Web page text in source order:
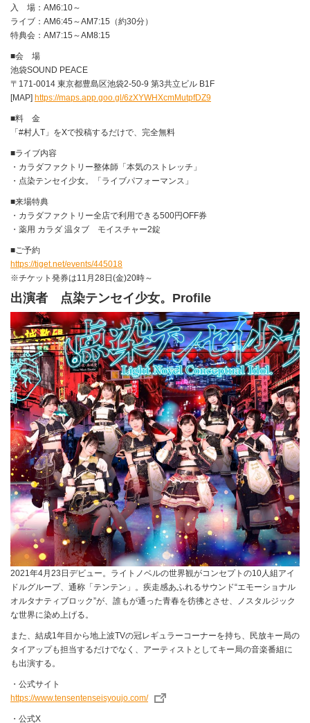
入 場：AM6:10～
ライブ：AM6:45～AM7:15（約30分）
特典会：AM7:15～AM8:15
■会 場
池袋SOUND PEACE
〒171-0014 東京都豊島区池袋2-50-9 第3共立ビル B1F
[MAP] https://maps.app.goo.gl/6zXYWHXcmMutpfDZ9
■料 金
「#村人T」をXで投稿するだけで、完全無料
■ライブ内容
・カラダファクトリー整体師「本気のストレッチ」
・点染テンセイ少女。「ライブパフォーマンス」
■来場特典
・カラダファクトリー全店で利用できる500円OFF券
・薬用 カラダ 温タブ モイスチャー2錠
■ご予約
https://tiget.net/events/445018
※チケット発券は11月28日(金)20時～
出演者 点染テンセイ少女。Profile
2021年4月23日デビュー。ライトノベルの世界観がコンセプトの10人組アイ
ドルグループ、通称「テンテン」。疾走感あふれるサウンド“エモーショナル
オルタナティブロック”が、誰もが通った青春を彷彿とさせ、ノスタルジック
な世界に染め上げる。
また、結成1年目から地上波TVの冠レギュラーコーナーを持ち、民放キー局の
タイアップも担当するだけでなく、アーティストとしてキー局の音楽番組に
も出演する。
・公式サイト
https://www.tensentenseisyoujo.com/
・公式X